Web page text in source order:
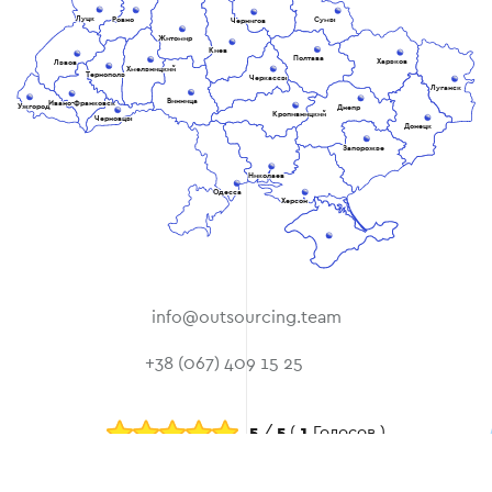
Львов
Луцк Ровно
Винница
Хмельницкий
Житомир
Черновцы
УжгородИвано-Франковск
Тернополь
Киев
Чернигов Сумы
Полтава Харьков
Луганск
Донецк
Днепр
Черкассы
Кропивницкий
Одесса
Запорожье
Херсон
Николаев
info@outsourcing.team
+38 (067) 409 15 25
5 / 5 ( 1 Голосов )